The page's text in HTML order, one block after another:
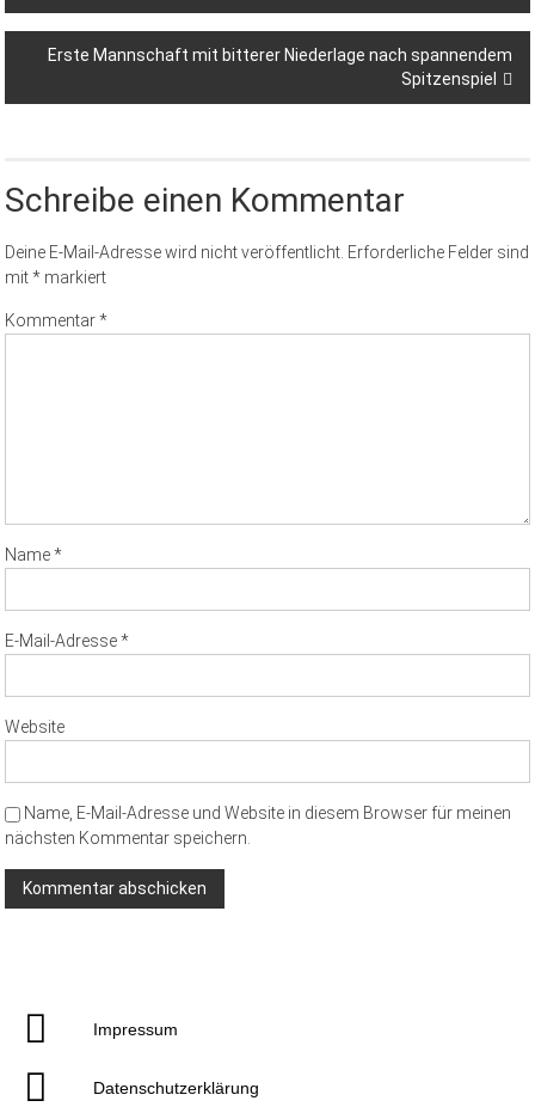
Erste Mannschaft mit bitterer Niederlage nach spannendem
Spitzenspiel
Schreibe einen Kommentar
Deine E-Mail-Adresse wird nicht veröffentlicht. Erforderliche Felder sind
mit* markiert
Kommentar*
Name*
E-Mail-Adresse*
Website
Name, E-Mail-Adresse und Website in diesem Browser für meinen
nächsten Kommentar speichern.
Impressum
Datenschutzerklärung